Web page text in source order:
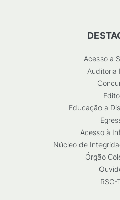
Acesso a
Auditoria
Educação a
Acesso à
Núcleo de
Órgão
RSC-